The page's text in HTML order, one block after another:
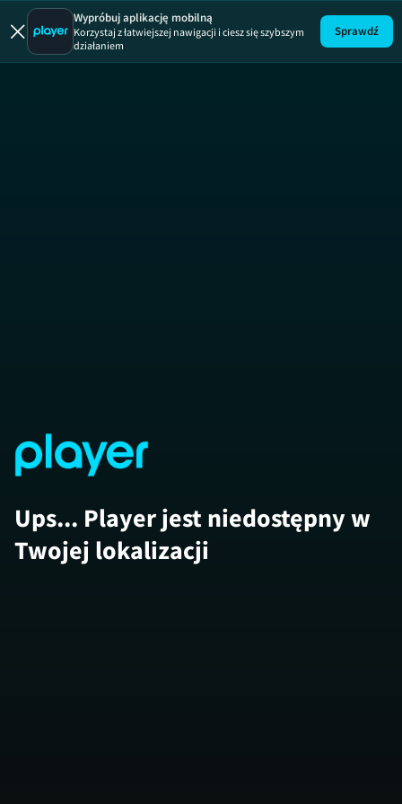
Wypróbuj aplikację mobilną
Korzystaj z łatwiejszej nawigacji i ciesz się szybszym
działaniem
Sprawdź
Ups... Player jest niedostępny w
Twojej lokalizacji